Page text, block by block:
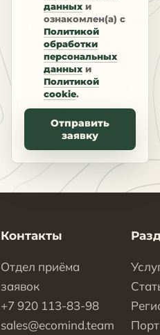
данных и
ознакомлен(а) с
Политикой
обработки
персональных
данных и
Политикой
cookie.
Отправить
заявку
Контакты
Отдел приёма
заявок
+7 920 113-83-98
sales@ecomind.team